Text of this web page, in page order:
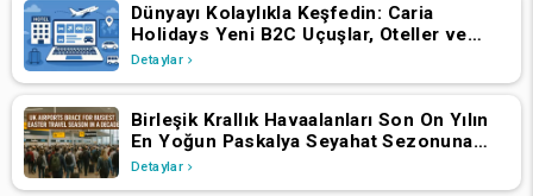
Dünyayı Kolaylıkla Keşfedin: Caria
Holidays Yeni B2C Uçuşlar, Oteller ve
Tatil Paketleri Platformunu Başlattı
Detaylar
Birleşik Krallık Havaalanları Son On Yılın
En Yoğun Paskalya Seyahat Sezonuna
Hazırlanıyor
Detaylar